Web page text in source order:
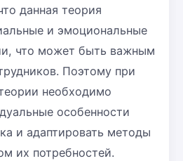
данная теория
и эмоциональные
что может быть важным
Поэтому при
необходимо
особенности
и адаптировать методы
их потребностей.